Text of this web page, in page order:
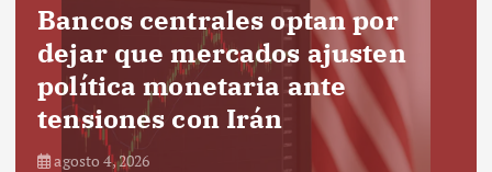
Bancos centrales optan por
dejar que mercados ajusten
política monetaria ante
tensiones con Irán
agosto 4, 2026